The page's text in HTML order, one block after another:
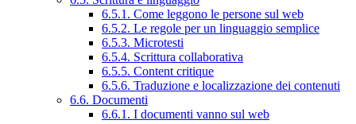
6.5.1. Come leggono le persone sul web
6.5.2. Le regole per un linguaggio semplice
6.5.3. Microtesti
6.5.4. Scrittura collaborativa
6.5.5. Content critique
6.5.6. Traduzione e localizzazione dei contenuti
6.6. Documenti
6.6.1. I documenti vanno sul web